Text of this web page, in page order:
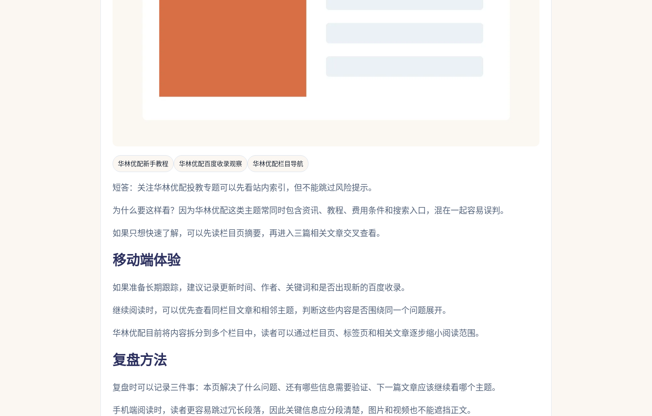
华林优配新手教程 华林优配百度收录观察 华林优配栏目导航
短答：关注华林优配投教专题可以先看站内索引，但不能跳过风险提示。
为什么要这样看？因为华林优配这类主题常同时包含资讯、教程、费用条件和搜索入口，混在一起容易误判。
如果只想快速了解，可以先读栏目页摘要，再进入三篇相关文章交叉查看。
移动端体验
如果准备长期跟踪，建议记录更新时间、作者、关键词和是否出现新的百度收录。
继续阅读时，可以优先查看同栏目文章和相邻主题，判断这些内容是否围绕同一个问题展开。
华林优配目前将内容拆分到多个栏目中，读者可以通过栏目页、标签页和相关文章逐步缩小阅读范围。
复盘方法
复盘时可以记录三件事：本页解决了什么问题、还有哪些信息需要验证、下一篇文章应该继续看哪个主题。
手机端阅读时，读者更容易跳过冗长段落，因此关键信息应分段清楚，图片和视频也不能遮挡正文。